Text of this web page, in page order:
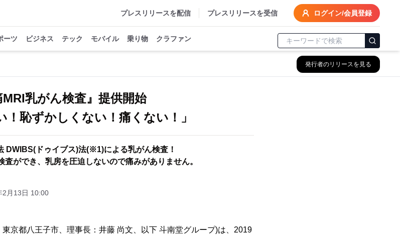
プレスリリースを配信 プレスリリースを受信 ログイン/会員登録
ーツ ビジネス テック モバイル 乗り物 クラファン
発行者のリリースを見る
MRI乳がん検査』提供開始
！恥ずかしくない！痛くない！」
DWIBS(ドゥイブス)法(※1)による乳がん検査！
査ができ、乳房を圧迫しないので痛みがありません。
2月13日 10:00
京都八王子市、理事長：井藤 尚文、以下 斗南堂グループ)は、2019